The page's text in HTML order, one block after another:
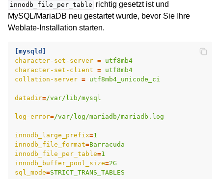
innodb_file_per_table richtig gesetzt ist und
MySQL/MariaDB neu gestartet wurde, bevor Sie Ihre
Weblate-Installation starten.
[mysqld]
character-set-server = utf8mb4
character-set-client = utf8mb4
collation-server = utf8mb4_unicode_ci
datadir=/var/lib/mysql
log-error=/var/log/mariadb/mariadb.log
innodb_large_prefix=1
innodb_file_format=Barracuda
innodb_file_per_table=1
innodb_buffer_pool_size=2G
sql_mode=STRICT_TRANS_TABLES